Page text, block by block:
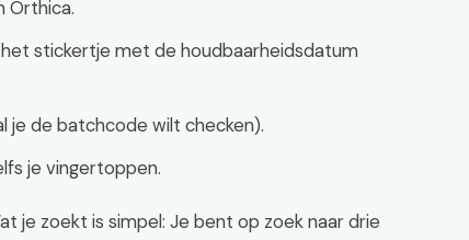
Orthica.
stickertje met de houdbaarheidsdatum
de batchcode wilt checken).
je vingertoppen.
je zoekt is simpel: Je bent op zoek naar drie